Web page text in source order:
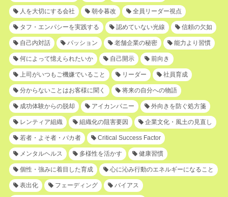
人を大切にする会社 朝令暮改 全員リーダー視点
タフ・エンパシーを実践する 認めていない光線 信頼の欠如
自己内対話 パッション 老舗企業の秘密 能力より習慣
何によって憶えられたいか 自己開示 前向き
上司がいつもご機嫌でいること リーダー 社員育成
分からないことはお客様に聞く 将来の自分への物語
成功体験からの脱却 アイカンパニー 外向きを防ぐ処方箋
レンティア組織 組織化の阻害要因 企業文化・風土の見直し
若者・よそ者・バカ者 Critical Success Factor
メンタルヘルス 多様性を活かす 健康習慣
個性・強みに着目した育成 心に沁み行動のエネルギーになること
表出化 フェーディング バイアス